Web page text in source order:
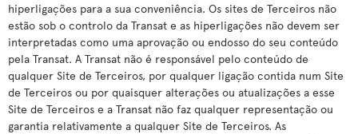
hiperligações para a sua conveniência. Os sites de Terceiros não
estão sob o controlo da Transat e as hiperligações não devem ser
interpretadas como uma aprovação ou endosso do seu conteúdo
pela Transat. A Transat não é responsável pelo conteúdo de
qualquer Site de Terceiros, por qualquer ligação contida num Site
de Terceiros ou por quaisquer alterações ou atualizações a esse
Site de Terceiros e a Transat não faz qualquer representação ou
garantia relativamente a qualquer Site de Terceiros. As